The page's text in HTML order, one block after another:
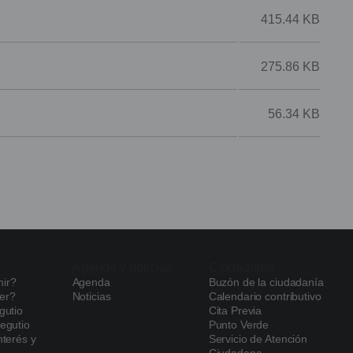
415.44 KB
275.86 KB
56.34 KB
y
Agenda
Noticias
Buzón de la ciudadanía
Calendario contributivo
Cita Previa
Punto Verde
Servicio de Atención